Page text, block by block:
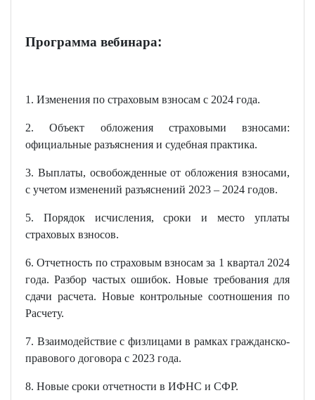
Программа вебинара:
1. Изменения по страховым взносам с 2024 года.
2. Объект обложения страховыми взносами:
официальные разъяснения и судебная практика.
3. Выплаты, освобожденные от обложения взносами,
с учетом изменений разъяснений 2023 – 2024 годов.
5. Порядок исчисления, сроки и место уплаты
страховых взносов.
6. Отчетность по страховым взносам за 1 квартал 2024
года. Разбор частых ошибок. Новые требования для
сдачи расчета. Новые контрольные соотношения по
Расчету.
7. Взаимодействие с физлицами в рамках гражданско-
правового договора с 2023 года.
8. Новые сроки отчетности в ИФНС и СФР.